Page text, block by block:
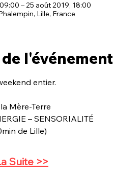
– 25 août 2019, 18:00
Lille, France
l'événement
entier.
Suite >>